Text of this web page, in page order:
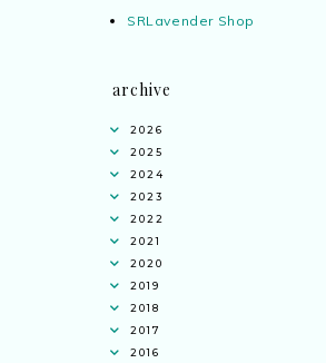
SRLavender Shop
archive
2026
2025
2024
2023
2022
2021
2020
2019
2018
2017
2016